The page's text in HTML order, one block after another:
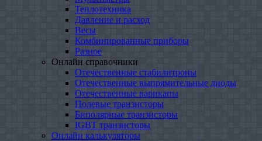
Теплотехника
Давление и расход
Весы
Комбинированные приборы
Разное
Онлайн справочники
Отечественные стабилитроны
Отечественные выпрямительные диоды
Отечественные варикапы
Полевые транзисторы
Биполярные транзисторы
IGBT транзисторы
Онлайн калькуляторы